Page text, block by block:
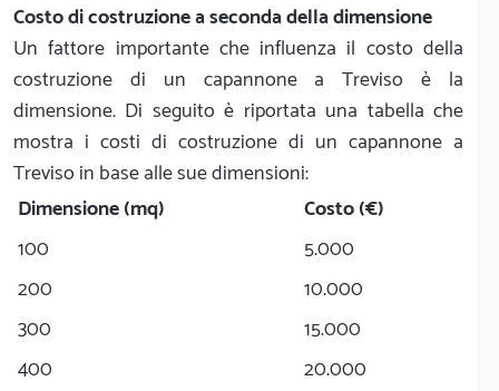
Costo di costruzione a seconda della dimensione
Un fattore importante che influenza il costo della
costruzione di un capannone a Treviso è la
dimensione. Di seguito è riportata una tabella che
mostra i costi di costruzione di un capannone a
Treviso in base alle sue dimensioni:
Dimensione (mq)
Costo (€)
100
5.000
200
10.000
300
15.000
400
20.000